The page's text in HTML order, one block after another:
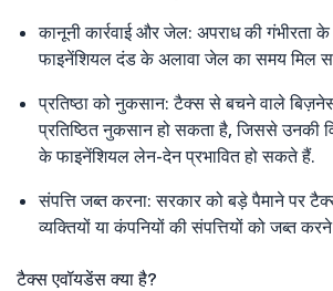
कानूनी कार्रवाई और जेल: अपराध की गंभीरता
फाइनेंशियल दंड के अलावा जेल का समय मिल
प्रतिष्ठा को नुकसान: टैक्स से बचने वाले
प्रतिष्ठित नुकसान हो सकता है, जिससे उनकी
के फाइनेंशियल लेन-देन प्रभावित हो सकते हैं.
संपत्ति जब्त करना: सरकार को बड़े पैमाने पर
व्यक्तियों या कंपनियों की संपत्तियों को जब्त
टैक्स एवॉयडेंस क्या है?